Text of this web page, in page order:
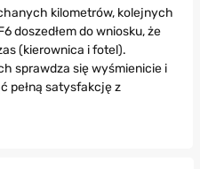
kilometrów, kolejnych
doszedłem do wniosku, że
(kierownica i fotel).
sprawdza się wyśmienicie i
pełną satysfakcję z